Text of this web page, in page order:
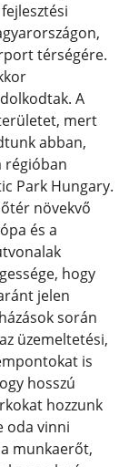
térségére.
A
mert
abban,
régióban
Park Hungary.
növekvő
és a
hogy
jelen
során
üzemeltetési,
is
hosszú
hozzunk
oda vinni
munkaerőt,